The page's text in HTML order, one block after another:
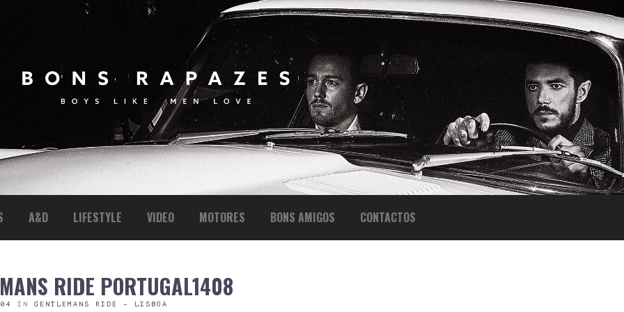
A&D LIFESTYLE VIDEO MOTORES BONS AMIGOS CONTACTOS
RIDE PORTUGAL1408
IN GENTLEMANS RIDE – LISBOA